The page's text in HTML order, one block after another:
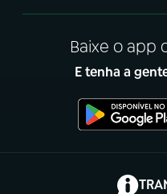
Baixe o app
E tenha a